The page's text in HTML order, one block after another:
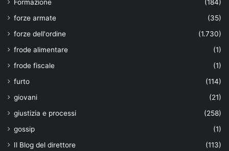
Formazione
(184)
forze armate
(35)
forze dell'ordine
(1.730)
frode alimentare
(1)
frode fiscale
(1)
furto
(114)
giovani
(21)
giustizia e processi
(258)
gossip
(1)
Il Blog del direttore
(113)